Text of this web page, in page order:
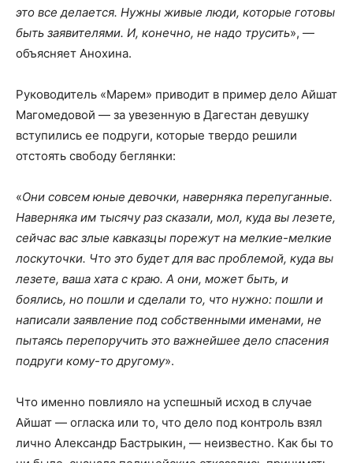
это все делается. Нужны живые люди, которые готовы
быть заявителями. И, конечно, не надо трусить», —
объясняет Анохина.
Руководитель «Марем» приводит в пример дело Айшат
Магомедовой — за увезенную в Дагестан девушку
вступились ее подруги, которые твердо решили
отстоять свободу беглянки:
«Они совсем юные девочки, наверняка перепуганные.
Наверняка им тысячу раз сказали, мол, куда вы лезете,
сейчас вас злые кавказцы порежут на мелкие-мелкие
лоскуточки. Что это будет для вас проблемой, куда вы
лезете, ваша хата с краю. А они, может быть, и
боялись, но пошли и сделали то, что нужно: пошли и
написали заявление под собственными именами, не
пытаясь перепоручить это важнейшее дело спасения
подруги кому-то другому».
Что именно повлияло на успешный исход в случае
Айшат — огласка или то, что дело под контроль взял
лично Александр Бастрыкин, — неизвестно. Как бы то